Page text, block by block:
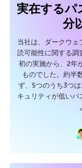
実在するパ
分
当社は、ダークウ
読可能性に関する調
初の実施から、2年
ものでした。約半
ず、5つのうち3つ
キュリティが低い